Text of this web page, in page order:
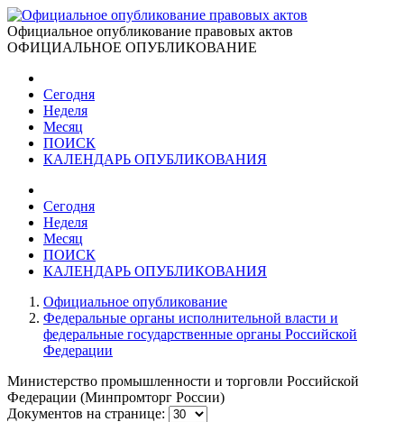
Официальное опубликование правовых актов
ОФИЦИАЛЬНОЕ ОПУБЛИКОВАНИЕ
Сегодня
Неделя
Месяц
ПОИСК
КАЛЕНДАРЬ ОПУБЛИКОВАНИЯ
Сегодня
Неделя
Месяц
ПОИСК
КАЛЕНДАРЬ ОПУБЛИКОВАНИЯ
Официальное опубликование
Федеральные органы исполнительной власти и
федеральные государственные органы Российской
Федерации
Министерство промышленности и торговли Российской
Федерации (Минпромторг России)
Документов на странице: